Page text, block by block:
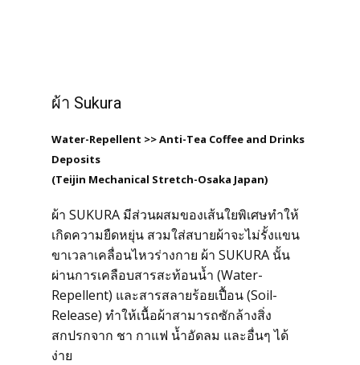
ผ้า Sukura
Water-Repellent >> Anti-Tea Coffee and Drinks
Deposits
(Teijin Mechanical Stretch-Osaka Japan)
ผ้า SUKURA มีส่วนผสมของเส้นใยพิเศษทำให้
เกิดความยืดหยุ่น สวมใส่สบายผ้าจะไม่รั้งแขน
ขาเวลาเคลื่อนไหวร่างกาย ผ้า SUKURA นั้น
ผ่านการเคลือบสารสะท้อนน้ำ (Water-
Repellent) และสารสลายร้อยเปื้อน (Soil-
Release) ทำให้เนื้อผ้าสามารถซักล้างสิ่ง
สกปรกจาก ชา กาแฟ น้ำอัดลม และอื่นๆ ได้
ง่าย